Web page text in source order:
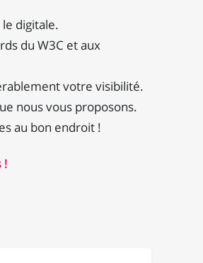
digitale.
du W3C et aux
votre visibilité.
nous vous proposons.
au bon endroit !
!